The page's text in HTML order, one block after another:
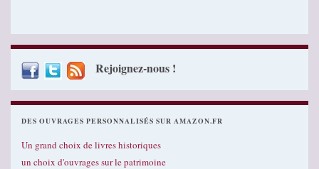
Rejoignez-nous !
DES OUVRAGES PERSONNALISÉS SUR AMAZON.FR
Un grand choix de livres historiques
un choix d'ouvrages sur le patrimoine